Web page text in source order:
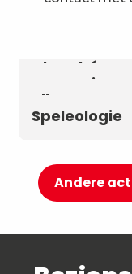
Chambéry
Canyoning
Klimmen en
Speleologie
Andere